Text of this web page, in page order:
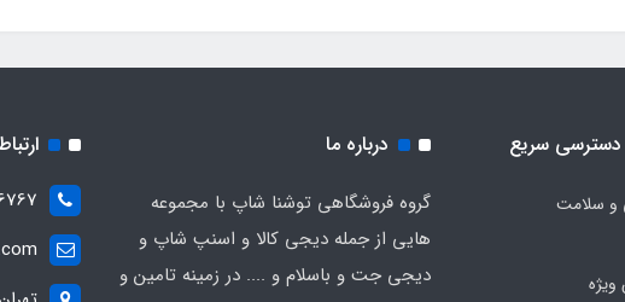
دسترسی سریع
و سلامت
درباره ما
گروه فروشگاهی توشنا شاپ با مجموعه
هایی از جمله دیجی کالا و اسنپ شاپ و
دیجی جت و باسلام و .... در زمینه تامین و